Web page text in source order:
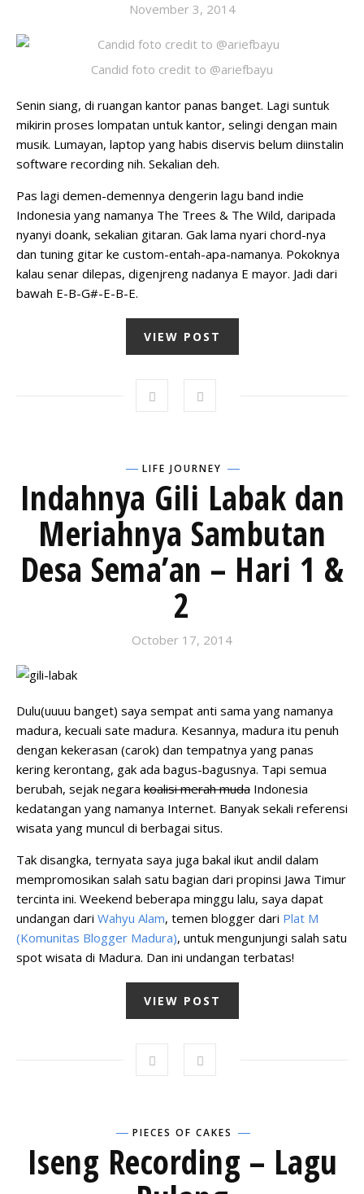
November 3, 2014
Candid foto credit to @ariefbayu
Senin siang, di ruangan kantor panas banget. Lagi suntuk
mikirin proses lompatan untuk kantor, selingi dengan main
musik. Lumayan, laptop yang habis diservis belum diinstalin
software recording nih. Sekalian deh.
Pas lagi demen-demennya dengerin lagu band indie
Indonesia yang namanya The Trees & The Wild, daripada
nyanyi doank, sekalian gitaran. Gak lama nyari chord-nya
dan tuning gitar ke custom-entah-apa-namanya. Pokoknya
kalau senar dilepas, digenjreng nadanya E mayor. Jadi dari
bawah E-B-G#-E-B-E.
VIEW POST
LIFE JOURNEY
Indahnya Gili Labak dan
Meriahnya Sambutan
Desa Sema’an – Hari 1 &
2
October 17, 2014
Dulu(uuuu banget) saya sempat anti sama yang namanya
madura, kecuali sate madura. Kesannya, madura itu penuh
dengan kekerasan (carok) dan tempatnya yang panas
kering kerontang, gak ada bagus-bagusnya. Tapi semua
berubah, sejak negara koalisi merah muda Indonesia
kedatangan yang namanya Internet. Banyak sekali referensi
wisata yang muncul di berbagai situs.
Tak disangka, ternyata saya juga bakal ikut andil dalam
mempromosikan salah satu bagian dari propinsi Jawa Timur
tercinta ini. Weekend beberapa minggu lalu, saya dapat
undangan dari Wahyu Alam, temen blogger dari Plat M
(Komunitas Blogger Madura), untuk mengunjungi salah satu
spot wisata di Madura. Dan ini undangan terbatas!
VIEW POST
PIECES OF CAKES
Iseng Recording – Lagu